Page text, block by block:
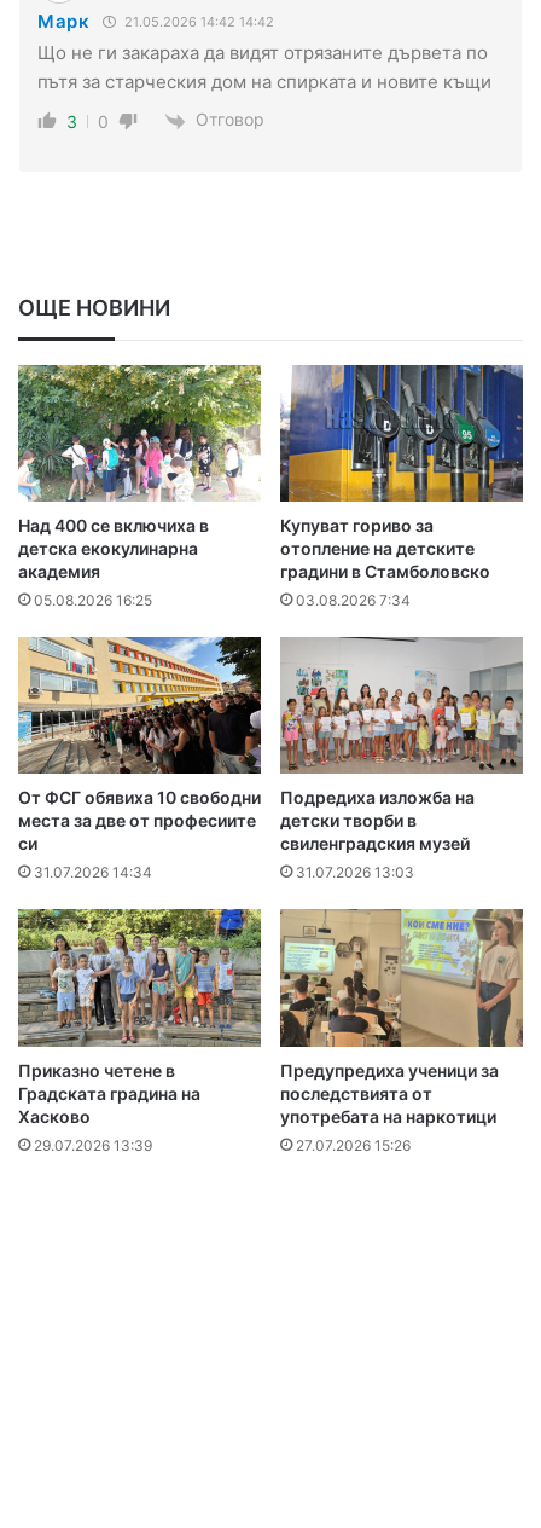
Марк 21.05.2026 14:42 14:42
Що не ги закараха да видят отрязаните дървета по
пътя за старческия дом на спирката и новите къщи
3 0 Отговор
ОЩЕ НОВИНИ
Над 400 се включиха в
детска екокулинарна
академия
05.08.2026 16:25
Купуват гориво за
отопление на детските
градини в Стамболовско
03.08.2026 7:34
От ФСГ обявиха 10 свободни
места за две от професиите
си
31.07.2026 14:34
Подредиха изложба на
детски творби в
свиленградския музей
31.07.2026 13:03
Приказно четене в
Градската градина на
Хасково
29.07.2026 13:39
Предупредиха ученици за
последствията от
употребата на наркотици
27.07.2026 15:26